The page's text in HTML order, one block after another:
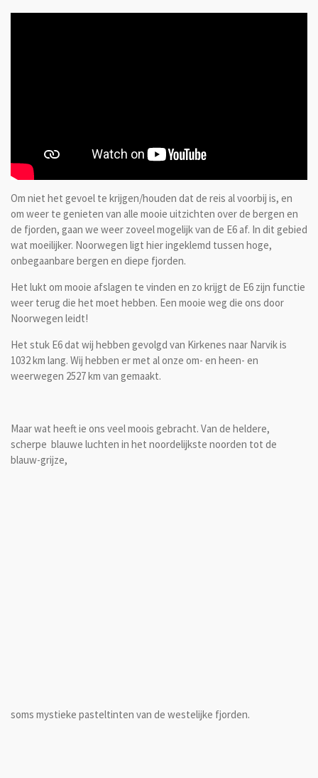
Om niet het gevoel te krijgen/houden dat de reis al voorbij is, en
om weer te genieten van alle mooie uitzichten over de bergen en
de fjorden, gaan we weer zoveel mogelijk van de E6 af. In dit gebied
wat moeilijker. Noorwegen ligt hier ingeklemd tussen hoge,
onbegaanbare bergen en diepe fjorden.
Het lukt om mooie afslagen te vinden en zo krijgt de E6 zijn functie
weer terug die het moet hebben. Een mooie weg die ons door
Noorwegen leidt!
Het stuk E6 dat wij hebben gevolgd van Kirkenes naar Narvik is
1032 km lang. Wij hebben er met al onze om- en heen- en
weerwegen 2527 km van gemaakt.
Maar wat heeft ie ons veel moois gebracht. Van de heldere,
scherpe blauwe luchten in het noordelijkste noorden tot de
blauw-grijze,
soms mystieke pasteltinten van de westelijke fjorden.